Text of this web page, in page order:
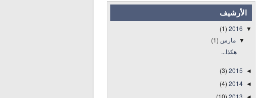
الأرشيف
▼
2016
(1)
▼مارس (1)
هكذا...
◄
2015
(3)
◄
2014
(4)
2013
(10)